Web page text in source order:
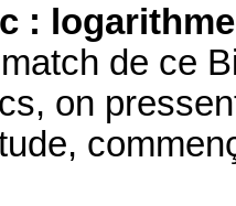
:
de ce
on